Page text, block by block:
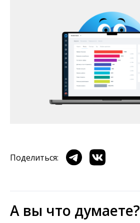
Поделиться:
А вы что думаете?